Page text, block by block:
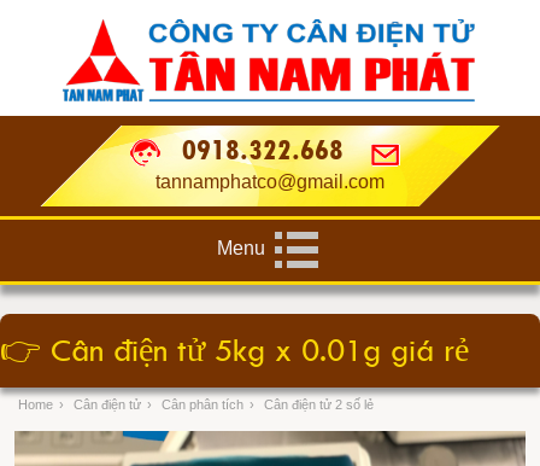
0918.322.668
tannamphatco@gmail.com
Menu
👉 Cân điện tử 5kg x 0.01g giá rẻ
Home › Cân điện tử › Cân phân tích › Cân điện tử 2 số lẻ